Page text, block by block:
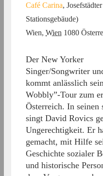
Café Carina,
Stationsgebäude)
Wien, Wien 1080
Der New Yorker
Singer/Songwriter
kommt anlässlich
Wobbly”-Tour zum
Österreich. In
singt David Rovics
Ungerechtigkeit. Er
gemacht, mit Hilfe
Geschichte sozialer
und historische